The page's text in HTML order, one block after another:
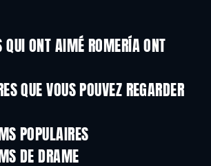
QUI ONT AIMÉ ROMERÍA ONT
QUE VOUS POUVEZ REGARDER
POPULAIRES
DE DRAME